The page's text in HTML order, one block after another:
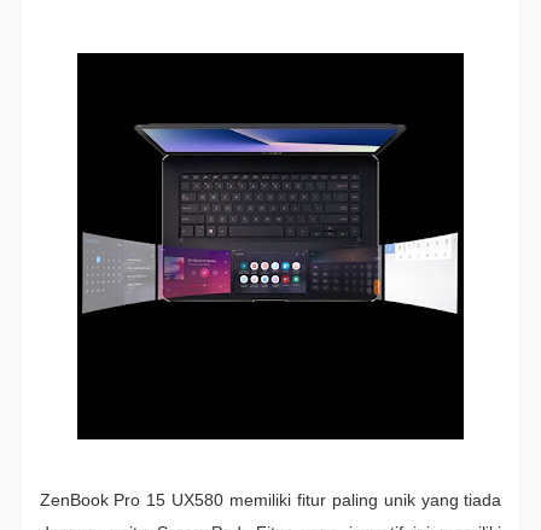
ZenBook Pro 15 UX580 memiliki fitur paling unik yang tiada